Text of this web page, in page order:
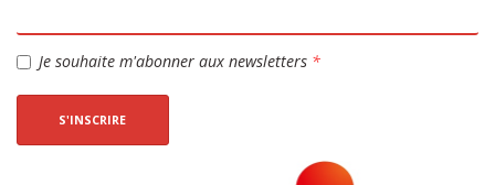
Je souhaite m'abonner aux newsletters *
S'INSCRIRE